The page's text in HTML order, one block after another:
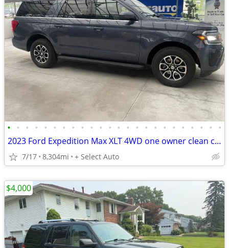
• • • • • • • • • • • • • • • • • • • • • • • •
2023 Ford Expedition Max XLT 4WD one owner clean carfax just 8k Miles
7/17 8,304mi + Select Auto
$4,000